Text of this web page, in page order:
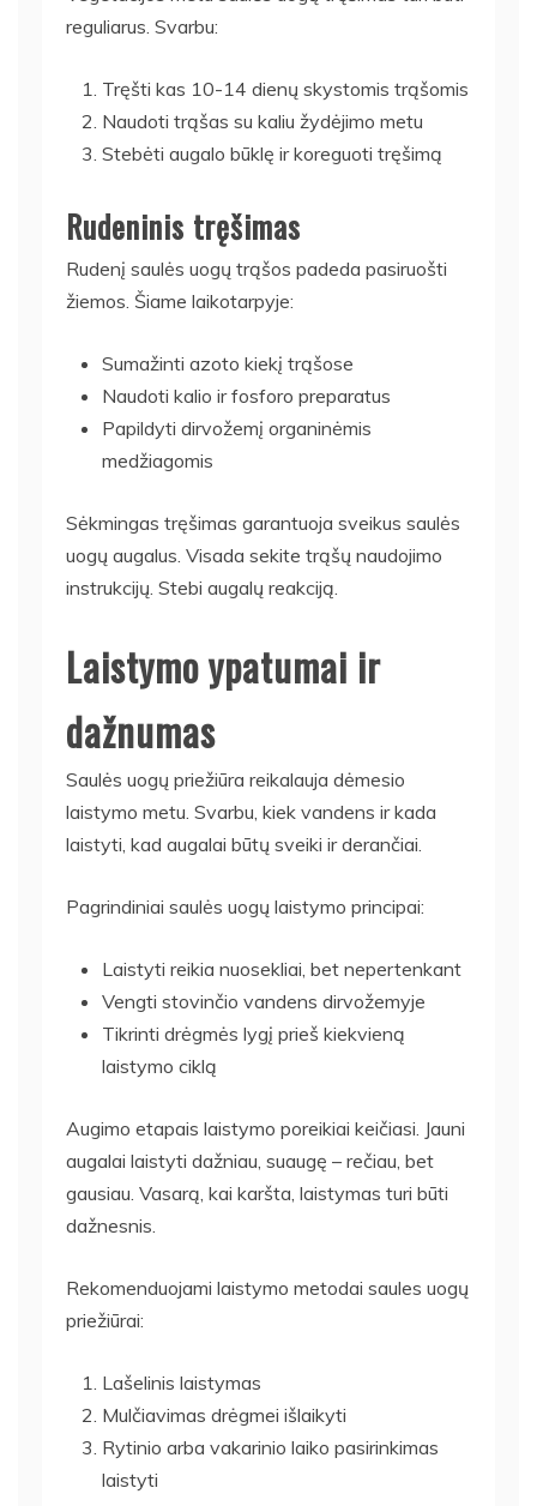
reguliarus. Svarbu:
Tręšti kas 10-14 dienų skystomis trąšomis
Naudoti trąšas su kaliu žydėjimo metu
Stebėti augalo būklę ir koreguoti tręšimą
Rudeninis tręšimas
Rudenį saulės uogų trąšos padeda pasiruošti
žiemos. Šiame laikotarpyje:
Sumažinti azoto kiekį trąšose
Naudoti kalio ir fosforo preparatus
Papildyti dirvožemį organinėmis
medžiagomis
Sėkmingas tręšimas garantuoja sveikus saulės
uogų augalus. Visada sekite trąšų naudojimo
instrukcijų. Stebi augalų reakciją.
Laistymo ypatumai ir
dažnumas
Saulės uogų priežiūra reikalauja dėmesio
laistymo metu. Svarbu, kiek vandens ir kada
laistyti, kad augalai būtų sveiki ir derančiai.
Pagrindiniai saulės uogų laistymo principai:
Laistyti reikia nuosekliai, bet nepertenkant
Vengti stovinčio vandens dirvožemyje
Tikrinti drėgmės lygį prieš kiekvieną
laistymo ciklą
Augimo etapais laistymo poreikiai keičiasi. Jauni
augalai laistyti dažniau, suaugę – rečiau, bet
gausiau. Vasarą, kai karšta, laistymas turi būti
dažnesnis.
Rekomenduojami laistymo metodai saules uogų
priežiūrai:
Lašelinis laistymas
Mulčiavimas drėgmei išlaikyti
Rytinio arba vakarinio laiko pasirinkimas
laistyti